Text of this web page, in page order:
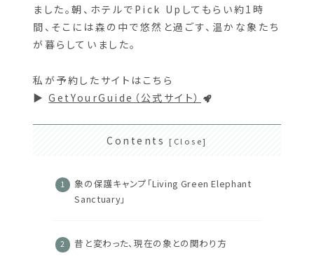
ました。朝、ホテルでPick Upしてもらい約1時
間、そこには森の中で悠然と過ごす、温かな象たち
が暮らしていました。
私が予約したサイトはこちら
▶GetYourGuide（公式サイト）
Contents
象の保護キャンプ「Living Green Elephant
Sanctuary」
昔と変わった、現在の象との関わり方